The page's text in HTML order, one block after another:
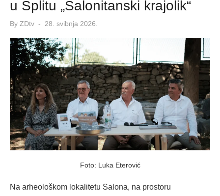
u Splitu „Salonitanski krajolik“
By ZDtv
Posted
28. svibnja 2026.
Foto: Luka Eterović
Na arheološkom lokalitetu Salona, na prostoru